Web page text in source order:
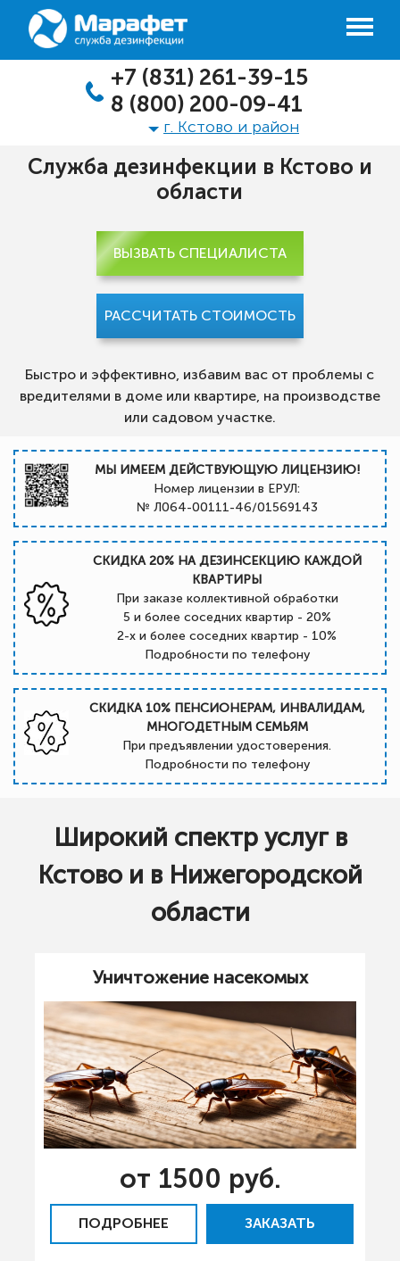
+7 (831) 261-39-15
8 (800) 200-09-41
г. Кстово и район
Служба дезинфекции в Кстово и
области
Быстро и эффективно, избавим вас от проблемы с
вредителями в доме или квартире, на производстве
или садовом участке.
ВЫЗВАТЬ СПЕЦИАЛИСТА
РАССЧИТАТЬ СТОИМОСТЬ
МЫ ИМЕЕМ ДЕЙСТВУЮЩУЮ ЛИЦЕНЗИЮ!
Номер лицензии в ЕРУЛ:
№ Л064-00111-46/01569143
СКИДКА 20% НА ДЕЗИНСЕКЦИЮ КАЖДОЙ
КВАРТИРЫ
При заказе коллективной обработки
5 и более соседних квартир - 20%
2-х и более соседних квартир - 10%
Подробности по телефону
СКИДКА 10% ПЕНСИОНЕРАМ, ИНВАЛИДАМ,
МНОГОДЕТНЫМ СЕМЬЯМ
При предъявлении удостоверения.
Подробности по телефону
Широкий спектр услуг в
Кстово и в Нижегородской
области
Уничтожение насекомых
от 1500 руб.
ПОДРОБНЕЕ ЗАКАЗАТЬ